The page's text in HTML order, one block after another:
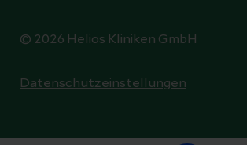
© 2026 Helios Kliniken GmbH
Datenschutzeinstellungen